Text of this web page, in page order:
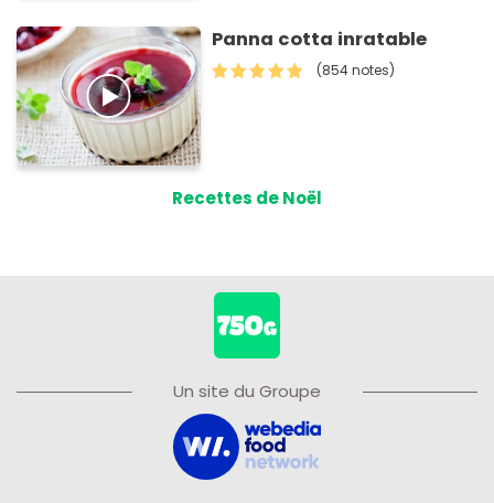
Panna cotta inratable
(854 notes)
Recettes de Noël
Un site du Groupe